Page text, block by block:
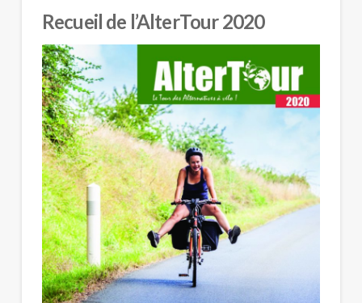
Recueil de l’AlterTour 2020